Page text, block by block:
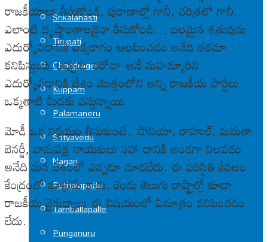
Srikalahasti
Tirupati
Chandragiri
Kuppam
Palamaneru
Satyavedu
Nagari
Puthalapattu
Tamballapalle
Punganuru
రాజకీయాలు తీసుకోండి, పురాణాల్లో గానీ, చరిత్రలో గానీ..
ఎలాంటి దృష్టాంతాలనైనా తీసుకోండి… బలమైన శత్రువును
ఎదుర్కోవడానికి ఐక్యరాగం ఆలపించడం అనేది తరచూ
కనిపిస్తుంది. ఇప్పుడు ‘కరోనా’ అనే మహమ్మారిని
ఎదుర్కోవడానికి దేశం మొత్తంలోని అన్ని రాజకీయ పార్టీలు
ఒక్కతాటి మీదకు వస్తున్నాయి.
మోడీ ఒక నిర్ణయం తీసుకుంటే.. సోనియా, రాహుల్, మమతా
బెనర్జీ, వామపక్ష నాయకులు సహా దానికి అండగా నిలవడం
అనేది మన దేశంలో ఎన్నడూ చూడలేదు. ఈ పరిస్థితి కేవలం
కేంద్రంలో మాత్రమే కాదు. రెండు తెలుగు రాష్ట్రాల్లో కూడా
రాజకీయ వైరుధ్యాలు ఈ విషయంలో ఏమాత్రం కనిపించడం
లేదు.